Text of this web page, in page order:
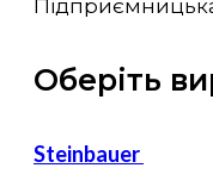
Оберіть
Steinbauer